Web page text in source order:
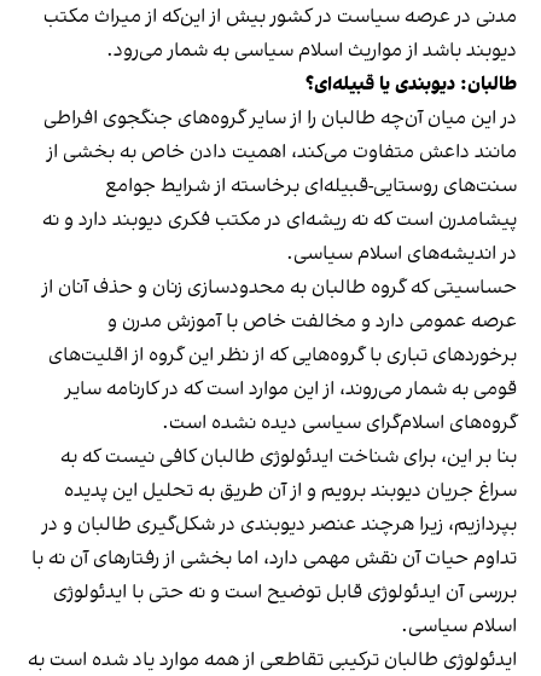
مدنی در عرصه سیاست در کشور بیش از این‌که از میراث مکتب
دیوبند باشد از مواریث اسلام سیاسی به شمار می‌رود.
طالبان: دیوبندی یا قبیله‌ای؟
در این میان آن‌چه طالبان را از سایر گروه‌های جنگجوی افراطی
مانند داعش متفاوت می‌کند، اهمیت دادن خاص به بخشی از
سنت‌های روستایی-قبیله‌ای برخاسته از شرایط جوامع
پیشامدرن است که نه ریشه‌ای در مکتب فکری دیوبند دارد و نه
در اندیشه‌های اسلام سیاسی.
حساسیتی که گروه طالبان به محدودسازی زنان و حذف آنان از
عرصه عمومی دارد و مخالفت خاص با آموزش مدرن و
برخوردهای تباری با گروه‌هایی که از نظر این گروه از اقلیت‌های
قومی به شمار می‌روند، از این موارد است که در کارنامه سایر
گروه‌های اسلام‌گرای سیاسی دیده نشده است.
بنا بر این، برای شناخت ایدئولوژی طالبان کافی نیست که به
سراغ جریان دیوبند برویم و از آن طریق به تحلیل این پدیده
بپردازیم، زیرا هرچند عنصر دیوبندی در شکل‌گیری طالبان و در
تداوم حیات آن نقش مهمی دارد، اما بخشی از رفتارهای آن نه با
بررسی آن ایدئولوژی قابل توضیح است و نه حتی با ایدئولوژی
اسلام سیاسی.
ایدئولوژی طالبان ترکیبی تقاطعی از همه موارد یاد شده است به